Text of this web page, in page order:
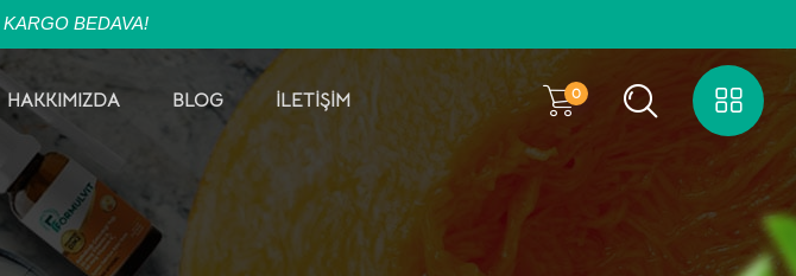
KARGO BEDAVA!
HAKKIMIZDA BLOG İLETİŞİM 0